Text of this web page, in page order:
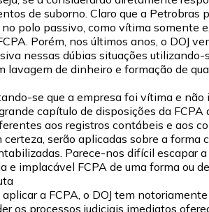
de suborno. Claro que a Petrobras
polo passivo, como vítima somente
Porém, nos últimos anos, o DOJ
nessas dúbias situações utilizando-
lavagem de dinheiro e formação de
se que a empresa foi vítima e não
capítulo de disposições da FCPA
aos registros contábeis e aos
certeza, serão aplicadas sobre a forma
Parece-nos difícil escapar
e implacável FCPA de uma forma ou
aplicar a FCPA, o DOJ tem
os processos judiciais imediatos